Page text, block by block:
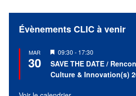
Évènements CLIC à venir
MAR
30
Mis
en
avant
09:30 - 17:30
SAVE THE DATE /
Culture & Innovation(s)